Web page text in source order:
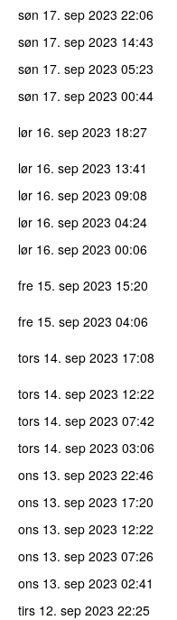
søn 17. sep 2023 22:06
søn 17. sep 2023 14:43
søn 17. sep 2023 05:23
søn 17. sep 2023 00:44
lør 16. sep 2023 18:27
lør 16. sep 2023 13:41
lør 16. sep 2023 09:08
lør 16. sep 2023 04:24
lør 16. sep 2023 00:06
fre 15. sep 2023 15:20
fre 15. sep 2023 04:06
tors 14. sep 2023 17:08
tors 14. sep 2023 12:22
tors 14. sep 2023 07:42
tors 14. sep 2023 03:06
ons 13. sep 2023 22:46
ons 13. sep 2023 17:20
ons 13. sep 2023 12:22
ons 13. sep 2023 07:26
ons 13. sep 2023 02:41
tirs 12. sep 2023 22:25